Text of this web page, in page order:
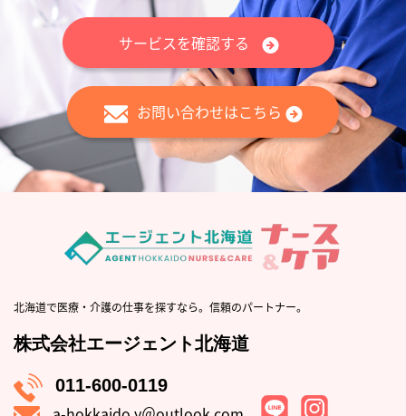
サービスを確認する
お問い合わせはこちら
北海道で医療・介護の仕事を探すなら。信頼のパートナー。
株式会社エージェント北海道
011-600-0119